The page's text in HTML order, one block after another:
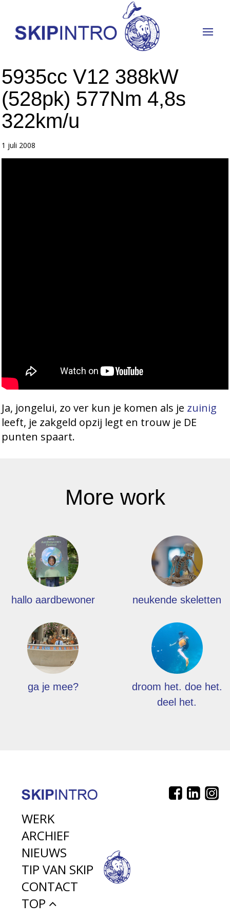
5935cc V12 388kW
(528pk) 577Nm 4,8s
322km/u
1 juli 2008
Ja, jongelui, zo ver kun je komen als je zuinig
leeft, je zakgeld opzij legt en trouw je DE
punten spaart.
More work
hallo aardbewoner neukende skeletten
ga je mee?
droom het. doe het.
deel het.
WERK
ARCHIEF
NIEUWS
TIP VAN SKIP
CONTACT
TOP